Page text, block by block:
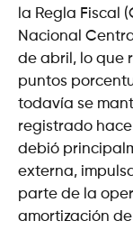
la Regla Fiscal
Nacional
de abril, lo que
puntos
todavía se
registrado hace
debió
externa,
parte de la
amortización